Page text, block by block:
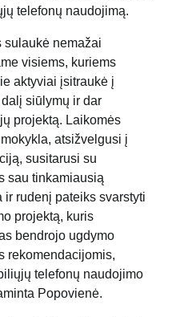
telefonų naudojimą.
sulaukė nemažai
visiems, kuriems
aktyviai įsitraukė į
siūlymų ir dar
projektą. Laikomės
atsižvelgusi į
susitarusi su
sau tinkamiausią
rudenį pateiks svarstyti
projektą, kuris
bendrojo ugdymo
rekomendacijomis,
telefonų naudojimo
Popovienė.